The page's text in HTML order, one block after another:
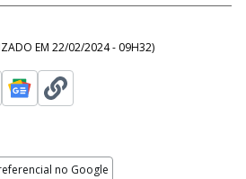
EM 22/02/2024 - 09H32)
no Google